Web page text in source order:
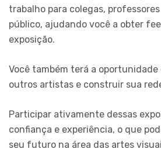
trabalho para colegas,
público, ajudando você a obter
exposição.
Você também terá a
outros artistas e construir sua
Participar ativamente dessas
confiança e experiência, o que
seu futuro na área das artes